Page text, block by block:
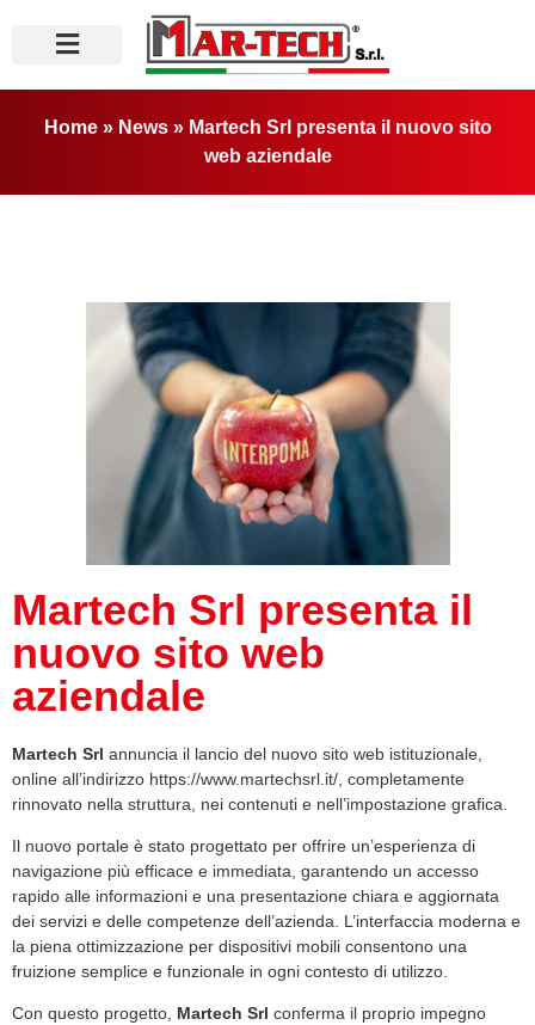
Home» News» Martech Srl presenta il nuovo sito
web aziendale
Martech Srl presenta il
nuovo sito web
aziendale
Martech Srl annuncia il lancio del nuovo sito web istituzionale,
online all’indirizzo https://www.martechsrl.it/ , completamente
rinnovato nella struttura, nei contenuti e nell’impostazione grafica.
Il nuovo portale è stato progettato per offrire un’esperienza di
navigazione più efficace e immediata, garantendo un accesso
rapido alle informazioni e una presentazione chiara e aggiornata
dei servizi e delle competenze dell’azienda. L’interfaccia moderna e
la piena ottimizzazione per dispositivi mobili consentono una
fruizione semplice e funzionale in ogni contesto di utilizzo.
Con questo progetto, Martech Srl conferma il proprio impegno